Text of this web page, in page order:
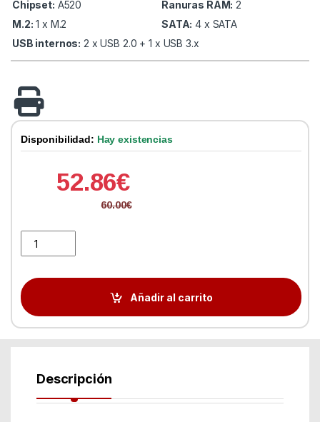
Chipset: A520 Ranuras RAM: 2
M.2: 1 x M.2 SATA: 4 x SATA
USB internos: 2 x USB 2.0 + 1 x USB 3.x
Disponibilidad: Hay existencias
52.86€
60.00€
Añadir al carrito
Descripción